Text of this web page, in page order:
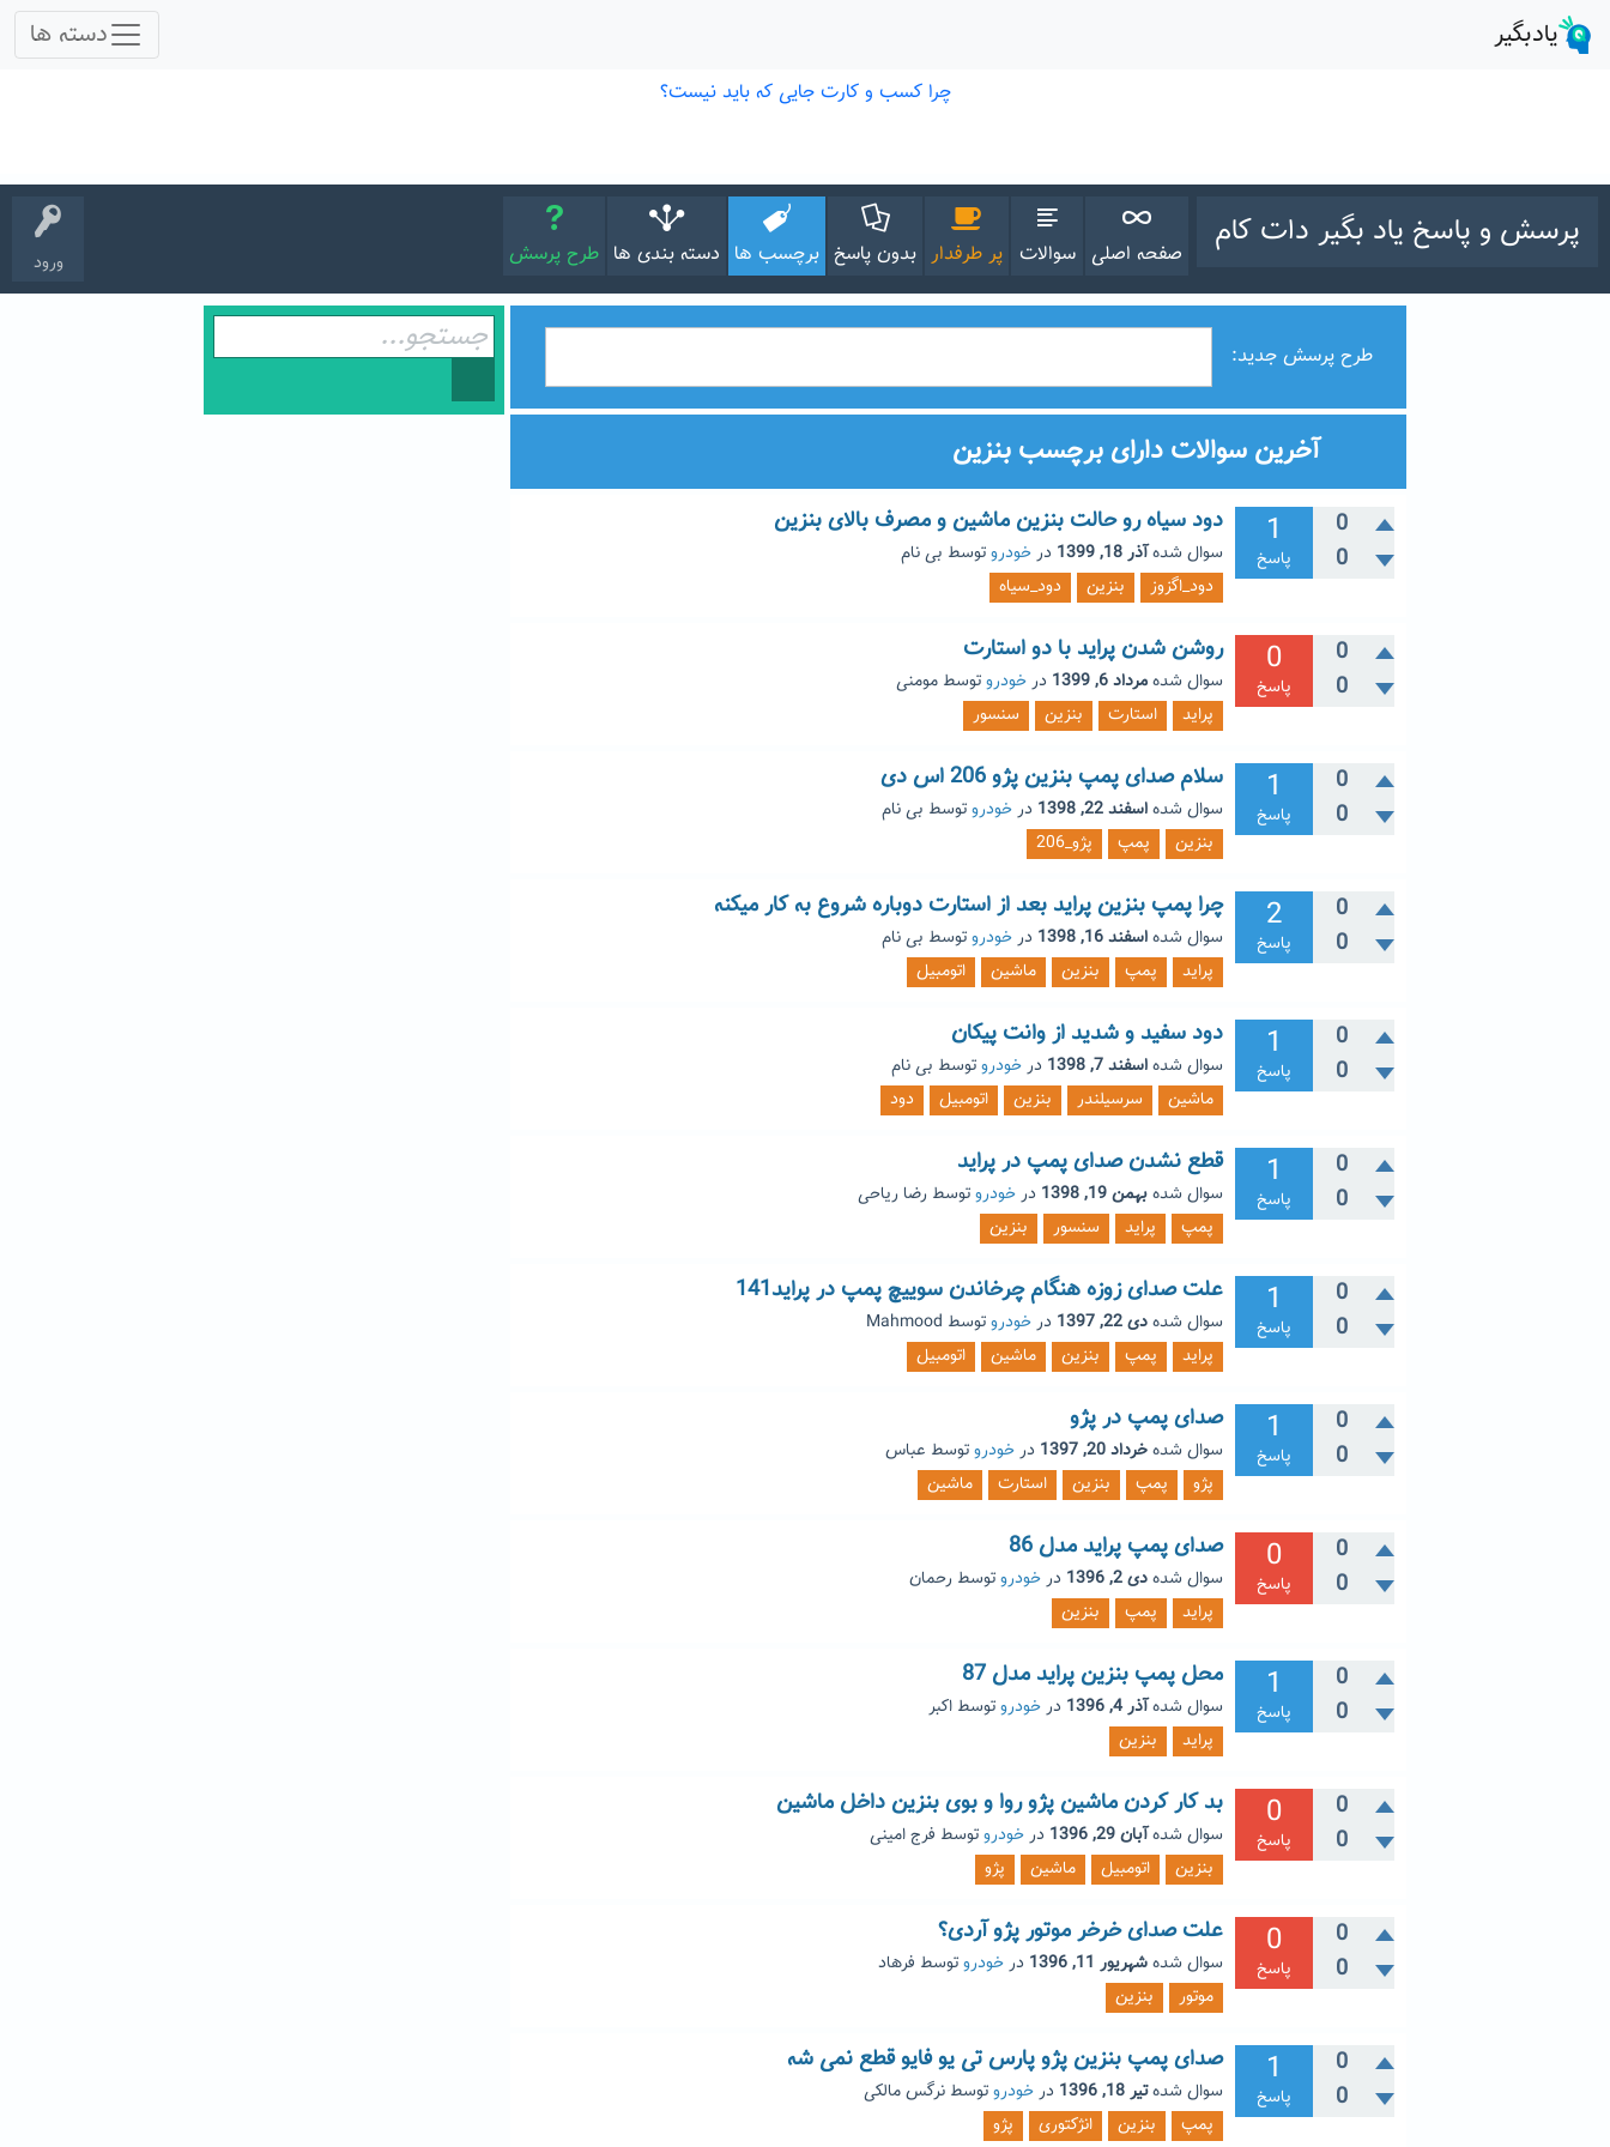
ورود
پرسش و پاسخ یاد بگیر دات کام
صفحه اصلی سوالات پر طرفدار بدون پاسخ برچسب ها دسته بندی ها طرح پرسش
طرح پرسش جدید:
آخرین سوالات دارای برچسب بنزین
0
0
1
پاسخ
دود سیاه رو حالت بنزین ماشین و مصرف بالای بنزین
سوال شدهآذر 18, 1399 درخودروتوسط بی نام
دود_اگزوز
بنزین دود_سیاه
0
0
0
پاسخ
روشن شدن پراید با دو استارت
سوال شدهمرداد 6, 1399 درخودروتوسط مومنی
پراید
استارت بنزین سنسور
0
0
1
پاسخ
سلام صدای پمپ بنزین پژو 206 اس دی
سوال شدهاسفند 22, 1398 درخودروتوسط بی نام
بنزین
پمپ پژو_206
0
0
2
پاسخ
چرا پمپ بنزین پراید بعد از استارت دوباره شروع به کار میکنه
سوال شدهاسفند 16, 1398 درخودروتوسط بی نام
پراید
پمپ بنزین ماشین اتومبیل
0
0
1
پاسخ
دود سفید و شدید از وانت پیکان
سوال شدهاسفند 7, 1398 درخودروتوسط بی نام
ماشین
سرسیلندر بنزین اتومبیل دود
0
0
1
پاسخ
قطع نشدن صدای پمپ در پراید
سوال شدهبهمن 19, 1398 درخودروتوسط رضا ریاحی
پمپ
پراید سنسور بنزین
0
0
1
پاسخ
علت صدای زوزه هنگام چرخاندن سوییچ پمپ در پراید141
سوال شدهدی 22, 1397 درخودروتوسط Mahmood
پراید
پمپ بنزین ماشین اتومبیل
0
0
1
پاسخ
صدای پمپ در پژو
سوال شدهخرداد 20, 1397 درخودروتوسط عباس
پژو
پمپ بنزین استارت ماشین
0
0
0
پاسخ
صدای پمپ پراید مدل 86
سوال شدهدی 2, 1396 درخودروتوسط رحمان
پراید
پمپ بنزین
0
0
1
پاسخ
محل پمپ بنزین پراید مدل 87
سوال شدهآذر 4, 1396 درخودروتوسط اکبر
پراید
بنزین
0
0
0
پاسخ
بد کار کردن ماشین پژو روا و بوی بنزین داخل ماشین
سوال شدهآبان 29, 1396 درخودروتوسط فرج امینی
بنزین
اتومبیل ماشین پژو
0
0
0
پاسخ
علت صدای خرخر موتور پژو آردی؟
سوال شدهشهریور 11, 1396 درخودروتوسط فرهاد
موتور
بنزین
0
0
1
پاسخ
صدای پمپ بنزین پژو پارس تی یو فایو قطع نمی شه
سوال شدهتیر 18, 1396 درخودروتوسط نرگس مالکی
پمپ
بنزین انژکتوری پژو